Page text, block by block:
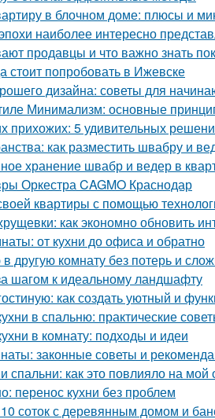
в блочном доме: плюсы и
наиболее интересно
продавцы и что важно знать
стоит попробовать в Ижевске
дизайна: советы для
Минимализм: основные
прихожих: 5 удивительных
как разместить швабру и
хранение швабр и ведер в
Оркестра CAGMO Краснодар
квартиры с помощью
как экономно обновить
от кухни до офиса и обратно
другую комнату без потерь и
шагом к идеальному ландшафту
как создать уютный и
в спальню: практические
в комнату: подходы и идеи
законные советы и
спальни: как это повлияло на мой
перенос кухни без проблем
соток с деревянным домом и